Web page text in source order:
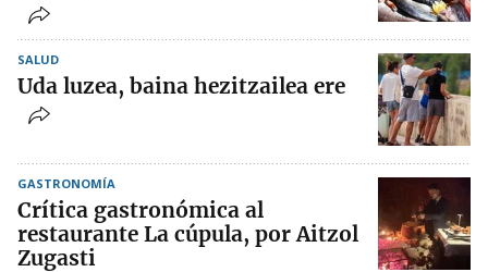
SALUD
Uda luzea, baina hezitzailea ere
GASTRONOMÍA
Crítica gastronómica al
restaurante La cúpula, por Aitzol
Zugasti